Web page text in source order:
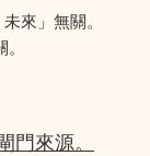
來」無關。
來源。